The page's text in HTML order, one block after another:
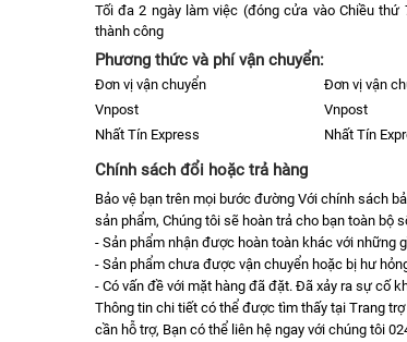
Tối đa 2 ngày làm việc (đóng cửa vào Chiều
thành công
Phương thức và phí vận chuyển:
Đơn vị vận chuyển
Vnpost
Nhất Tín Express
Đơn vị vận
Vnpost
Nhất Tín
Chính sách đổi hoặc trả hàng
Bảo vệ bạn trên mọi bước đường Với chính sách
sản phẩm, Chúng tôi sẽ hoàn trả cho bạn toàn bộ
- Sản phẩm nhận được hoàn toàn khác với những
- Sản phẩm chưa được vận chuyển hoặc bị hư
- Có vấn đề với mặt hàng đã đặt. Đã xảy ra sự cố
Thông tin chi tiết có thể được tìm thấy tại Trang
cần hỗ trợ, Bạn có thể liên hệ ngay với chúng tôi